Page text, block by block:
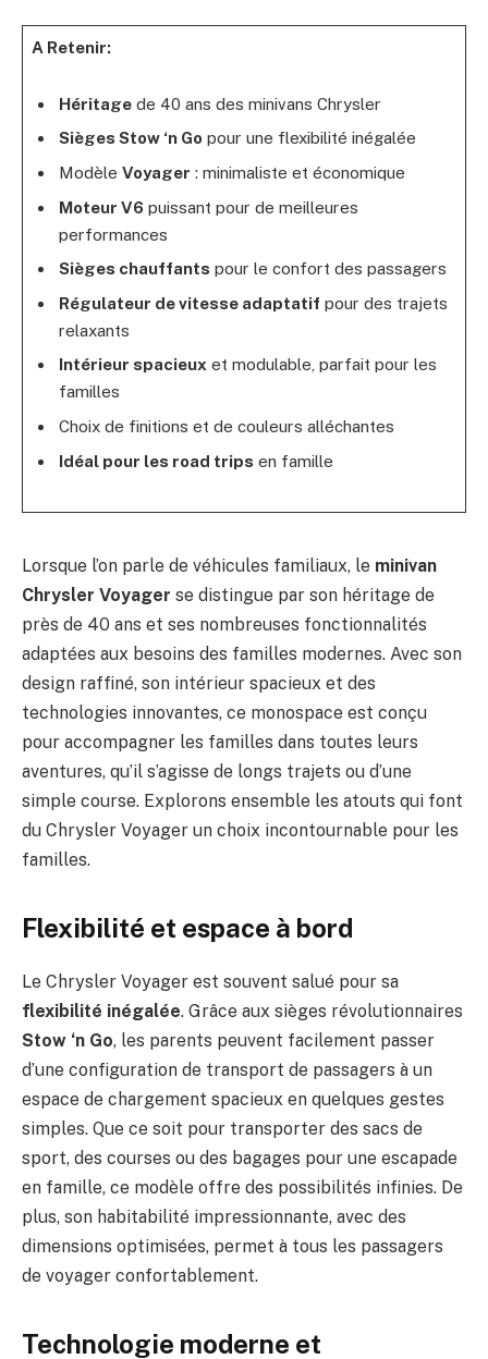
A Retenir:
Héritagede 40 ans des minivans Chrysler
Sièges Stow ‘n Go pour une flexibilité inégalée
Modèle Voyager : minimaliste et économique
Moteur V6 puissant pour de meilleures
performances
Sièges chauffants pour le confort des passagers
Régulateur de vitesse adaptatif pour des trajets
relaxants
Intérieur spacieuxet modulable, parfait pour les
familles
Choix de finitions et de couleurs alléchantes
Idéal pour les road trips en famille
Lorsque l’on parle de véhicules familiaux, le minivan
Chrysler Voyager se distingue par son héritage de
près de 40 ans et ses nombreuses fonctionnalités
adaptées aux besoins des familles modernes. Avec son
design raffiné, son intérieur spacieux et des
technologies innovantes, ce monospace est conçu
pour accompagner les familles dans toutes leurs
aventures, qu’il s’agisse de longs trajets ou d’une
simple course. Explorons ensemble les atouts qui font
du Chrysler Voyager un choix incontournable pour les
familles.
Flexibilité et espace à bord
Le Chrysler Voyager est souvent salué pour sa
flexibilité inégalée. Grâce aux sièges révolutionnaires
Stow ‘n Go, les parents peuvent facilement passer
d’une configuration de transport de passagers à un
espace de chargement spacieux en quelques gestes
simples. Que ce soit pour transporter des sacs de
sport, des courses ou des bagages pour une escapade
en famille, ce modèle offre des possibilités infinies. De
plus, son habitabilité impressionnante, avec des
dimensions optimisées, permet à tous les passagers
de voyager confortablement.
Technologie moderne et